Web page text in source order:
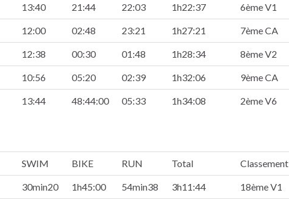
13:40 21:44 22:03 1h22:37 6ème V1
12:00 02:48 23:21 1h27:21 7ème CA
12:38 00:30 01:48 1h28:34 8ème V2
10:56 05:20 02:39 1h32:06 9ème CA
13:44 48:44:00 05:33 1h34:08 2ème V6
SWIM BIKE RUN Total Classement
30min20 1h45:00 54min38 3h11:44 18ème V1